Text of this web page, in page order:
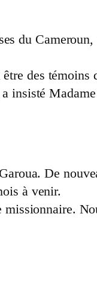
du
des
insisté
De
à venir.